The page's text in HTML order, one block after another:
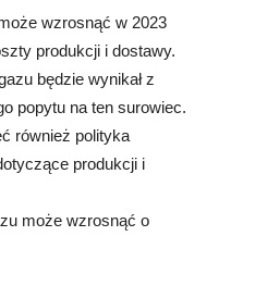
wzrosnąć w 2023
produkcji i dostawy.
będzie wynikał z
popytu na ten surowiec.
również polityka
produkcji i
może wzrosnąć o